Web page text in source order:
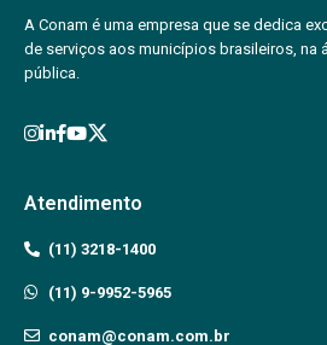
A Conam é uma empresa que se dedica
de serviços aos municípios brasileiros, na
pública.
Atendimento
(11) 3218-1400
(11) 9-9952-5965
conam@conam.com.br